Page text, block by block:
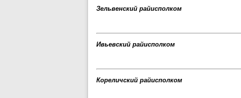
Зельвенский райисполком
Ивьевский райисполком
Кореличский райисполком